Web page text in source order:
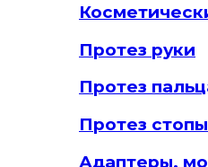
Протез руки
Протез
Протез стопы
Адаптеры,